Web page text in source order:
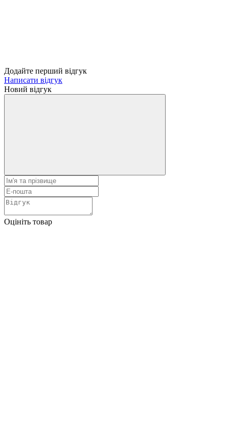
Додайте перший відгук
Написати відгук
Новий відгук
Оцініть товар